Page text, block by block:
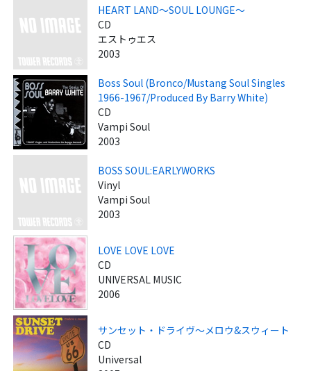
HEART LAND～SOUL LOUNGE～
CD
エストゥエス
2003
Boss Soul (Bronco/Mustang Soul Singles
1966-1967/Produced By Barry White)
CD
Vampi Soul
2003
BOSS SOUL:EARLYWORKS
Vinyl
Vampi Soul
2003
LOVE LOVE LOVE
CD
UNIVERSAL MUSIC
2006
サンセット・ドライヴ～メロウ&スウィート
CD
Universal